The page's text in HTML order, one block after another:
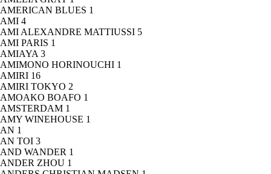
AMERICAN BLUES 1
AMI 4
AMI ALEXANDRE MATTIUSSI 5
AMI PARIS 1
AMIAYA 3
AMIMONO HORINOUCHI 1
AMIRI 16
AMIRI TOKYO 2
AMOAKO BOAFO 1
AMSTERDAM 1
AMY WINEHOUSE 1
AN 1
AN TOI 3
AND WANDER 1
ANDER ZHOU 1